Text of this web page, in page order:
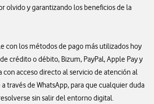
olvido y garantizando los beneficios de la
con los métodos de pago más utilizados hoy
crédito o débito, Bizum, PayPal, Apple Pay y
con acceso directo al servicio de atención al
través de WhatsApp, para que cualquier duda
sin salir del entorno digital.